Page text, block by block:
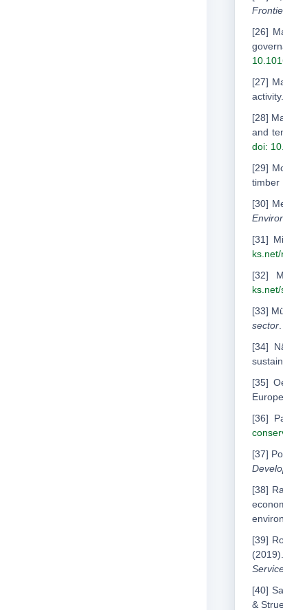
[26]
[27]
activity.
[28]
and
doi:
[29]
timber
[30]
[31]
[32]
[33]
sector
[34]
[35]
Europe.
[36]
[37]
[38]
[39]
[40]
&